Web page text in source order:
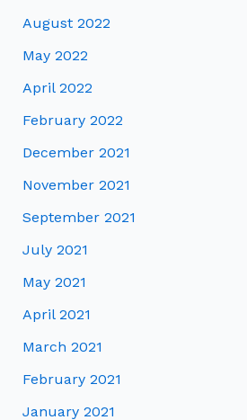
August 2022
May 2022
April 2022
February 2022
December 2021
November 2021
September 2021
July 2021
May 2021
April 2021
March 2021
February 2021
January 2021